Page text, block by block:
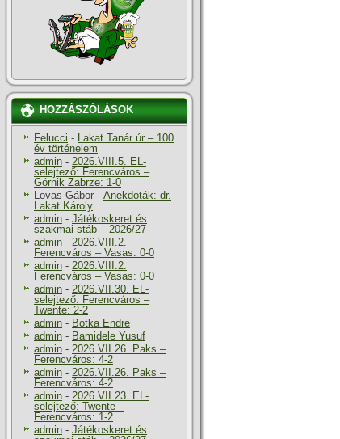
HOZZÁSZÓLÁSOK
Felucci - Lakat Tanár úr – 100
év történelem
admin - 2026.VIII.5. EL-
selejtező: Ferencváros –
Górnik Zabrze: 1-0
Lovas Gábor - Anekdoták: dr.
Lakat Károly
admin - Játékoskeret és
szakmai stáb – 2026/27
admin - 2026.VIII.2.
Ferencváros – Vasas: 0-0
admin - 2026.VIII.2.
Ferencváros – Vasas: 0-0
admin - 2026.VII.30. EL-
selejtező: Ferencváros –
Twente: 2-2
admin - Botka Endre
admin - Bamidele Yusuf
admin - 2026.VII.26. Paks –
Ferencváros: 4-2
admin - 2026.VII.26. Paks –
Ferencváros: 4-2
admin - 2026.VII.23. EL-
selejtező: Twente –
Ferencváros: 1-2
admin - Játékoskeret és